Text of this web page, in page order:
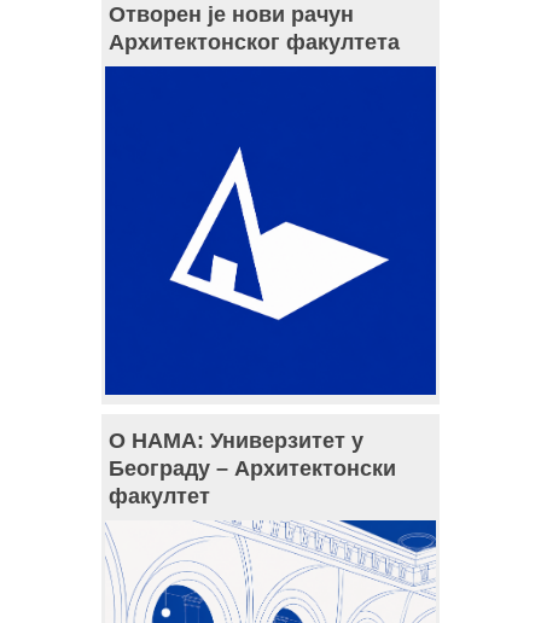
Отворен је нови рачун
Архитектонског факултета
О НАМА: Универзитет у
Београду – Архитектонски
факултет